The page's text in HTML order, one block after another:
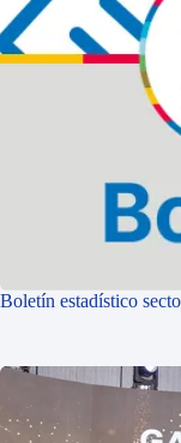
Boletín estadístico